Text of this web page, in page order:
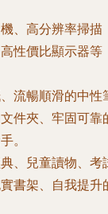
、高分辨率掃描
性價比顯示器等
流暢順滑的中性
件夾、牢固可靠
。
、兒童讀物、考
書架、自我提升